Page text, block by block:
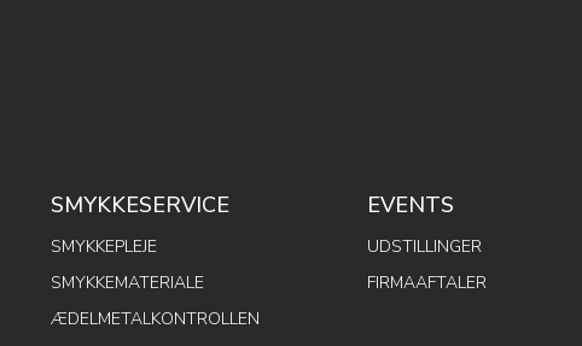
SMYKKESERVICE
SMYKKEPLEJE
SMYKKEMATERIALE
ÆDELMETALKONTROLLEN
EVENTS
UDSTILLINGER
FIRMAAFTALER